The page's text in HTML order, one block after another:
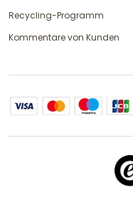
Recycling-Programm
Kommentare von Kunden